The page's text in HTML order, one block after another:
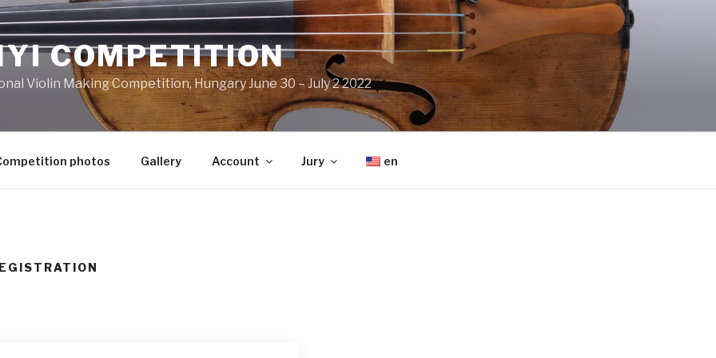
COMPETITION
Violin Making Competition, Hungary June 30 – July 2 2022
photos Gallery Account Jury en